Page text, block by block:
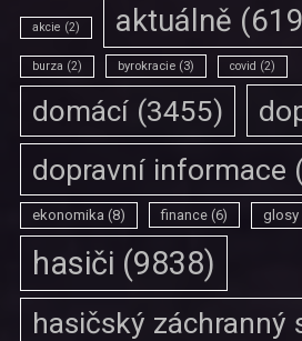
akcie (2) aktuálně
burza (2) byrokracie (3) covid (2)
domácí (3455)
dopravní informace
ekonomika (8) finance (6) glosy
hasiči (9838)
hasičský záchranný